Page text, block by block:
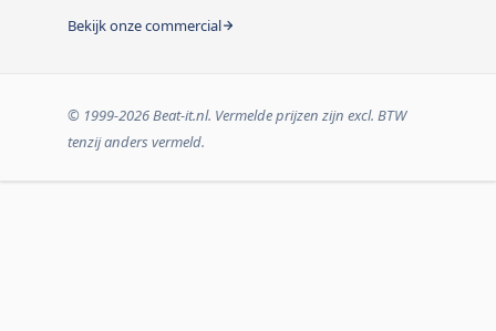
Bekijk onze commercial
© 1999-2026 Beat-it.nl. Vermelde prijzen zijn excl. BTW
tenzij anders vermeld.